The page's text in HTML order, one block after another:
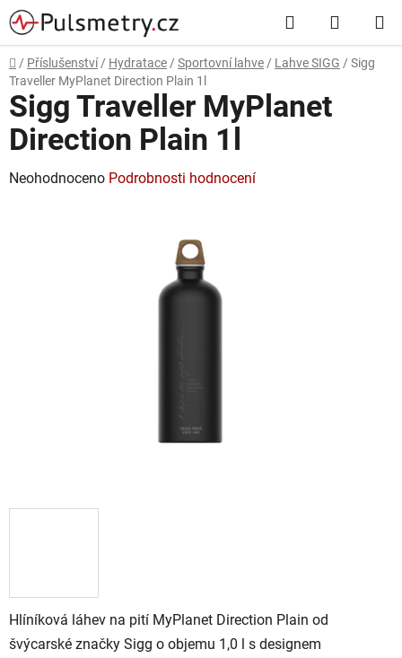
Přejít
na
obsah
Hledat
KOŠÍK
Domů
/ Příslušenství / Hydratace / Sportovní lahve / Lahve SIGG / Sigg
Traveller MyPlanet Direction Plain 1l
Hlíníková láhev na pití MyPlanet Direction Plain od
švýcarské značky Sigg o objemu 1,0 l s designem
Sigg Traveller MyPlanet
Direction Plain 1l
Průměrné
Neohodnoceno Podrobnosti hodnocení